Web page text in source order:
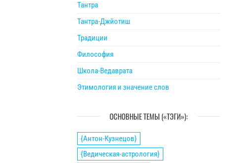
Тантра
Тантра-Джйотиш
Традиции
Философия
Школа-Ведаврата
Этимология и значение слов
ОСНОВНЫЕ ТЕМЫ («ТЭГИ»):
{Антон-Кузнецов}
{Ведическая-астрология}